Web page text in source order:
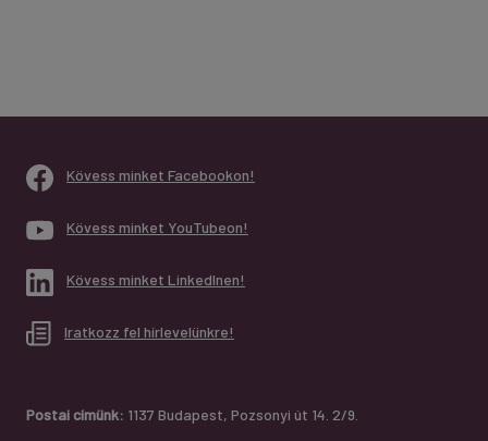
Kövess minket Facebookon!
Kövess minket YouTubeon!
Kövess minket LinkedInen!
Iratkozz fel hírlevelünkre!
Postai címünk: 1137 Budapest, Pozsonyi út 14. 2/9.